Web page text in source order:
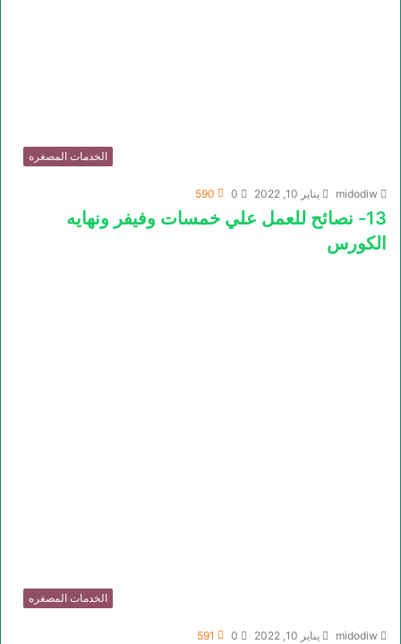
الخدمات المصغره
midodiw يناير 10, 2022 0
590
13- نصائح للعمل علي خمسات وفيفر ونهايه
الكورس
الخدمات المصغره
midodiw يناير 10, 2022 0
591